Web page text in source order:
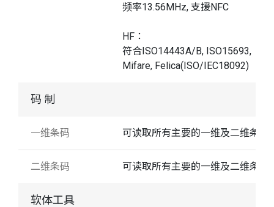
频率13.56MHz, 支援NFC
HF：
符合ISO14443A/B, ISO15693,
Mifare, Felica(ISO/IEC18092)
码 制
一维条码 可读取所有主要的一维及二维条码
二维条码 可读取所有主要的一维及二维条码
软体工具